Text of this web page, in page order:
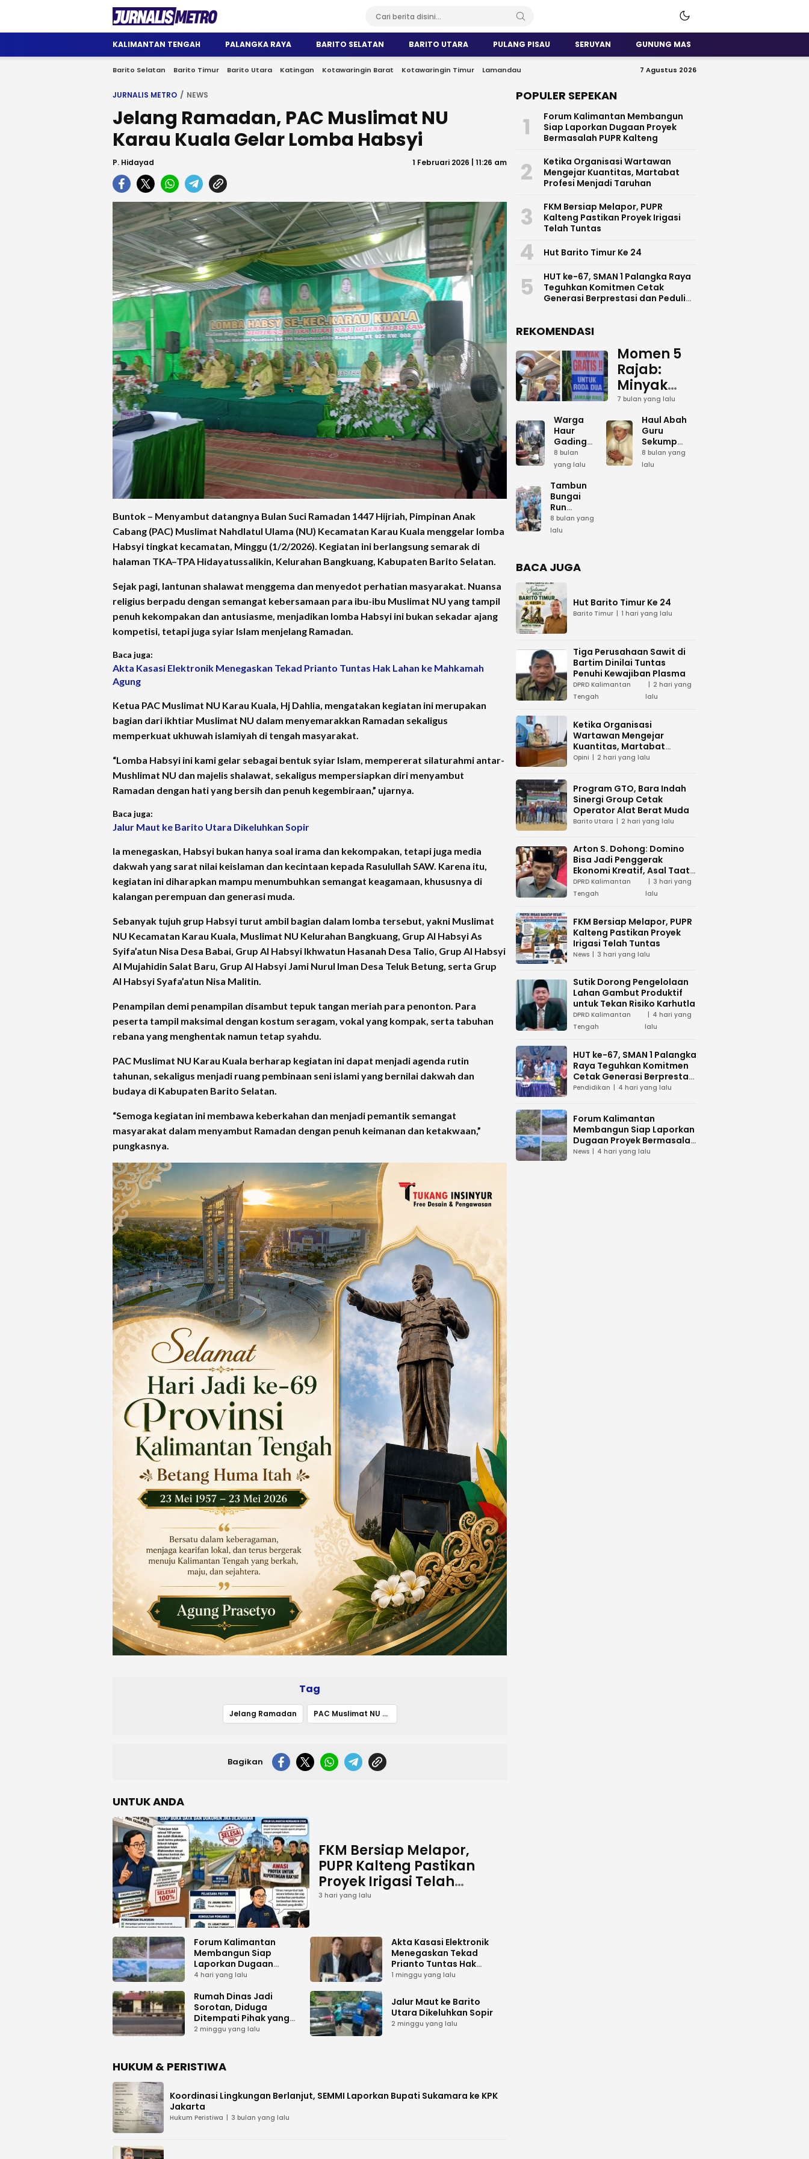
Jurnalis Metro
Satu Wadah Informasi
KALIMANTAN TENGAH PALANGKA RAYA BARITO SELATAN BARITO UTARA PULANG PISAU SERUYAN GUNUNG MAS
Barito Selatan Barito Timur Barito Utara Katingan Kotawaringin Barat Kotawaringin Timur Lamandau 7 Agustus 2026
JURNALIS METRO NEWS
Jelang Ramadan, PAC Muslimat NU
Karau Kuala Gelar Lomba Habsyi
P. Hidayad 1 Februari 2026 | 11:26 am
Buntok – Menyambut datangnya Bulan Suci Ramadan 1447 Hijriah, Pimpinan Anak
Cabang (PAC) Muslimat Nahdlatul Ulama (NU) Kecamatan Karau Kuala menggelar lomba
Habsyi tingkat kecamatan, Minggu (1/2/2026). Kegiatan ini berlangsung semarak di
halaman TKA–TPA Hidayatussalikin, Kelurahan Bangkuang, Kabupaten Barito Selatan.
Sejak pagi, lantunan shalawat menggema dan menyedot perhatian masyarakat. Nuansa
religius berpadu dengan semangat kebersamaan para ibu-ibu Muslimat NU yang tampil
penuh kekompakan dan antusiasme, menjadikan lomba Habsyi ini bukan sekadar ajang
kompetisi, tetapi juga syiar Islam menjelang Ramadan.
Baca juga:
Akta Kasasi Elektronik Menegaskan Tekad Prianto Tuntas Hak Lahan ke Mahkamah
Agung
Ketua PAC Muslimat NU Karau Kuala, Hj Dahlia, mengatakan kegiatan ini merupakan
bagian dari ikhtiar Muslimat NU dalam menyemarakkan Ramadan sekaligus
memperkuat ukhuwah islamiyah di tengah masyarakat.
“Lomba Habsyi ini kami gelar sebagai bentuk syiar Islam, mempererat silaturahmi antar-
Mushlimat NU dan majelis shalawat, sekaligus mempersiapkan diri menyambut
Ramadan dengan hati yang bersih dan penuh kegembiraan,” ujarnya.
Baca juga:
Jalur Maut ke Barito Utara Dikeluhkan Sopir
Ia menegaskan, Habsyi bukan hanya soal irama dan kekompakan, tetapi juga media
dakwah yang sarat nilai keislaman dan kecintaan kepada Rasulullah SAW. Karena itu,
kegiatan ini diharapkan mampu menumbuhkan semangat keagamaan, khususnya di
kalangan perempuan dan generasi muda.
Sebanyak tujuh grup Habsyi turut ambil bagian dalam lomba tersebut, yakni Muslimat
NU Kecamatan Karau Kuala, Muslimat NU Kelurahan Bangkuang, Grup Al Habsyi As
Syifa’atun Nisa Desa Babai, Grup Al Habsyi Ikhwatun Hasanah Desa Talio, Grup Al Habsyi
Al Mujahidin Salat Baru, Grup Al Habsyi Jami Nurul Iman Desa Teluk Betung, serta Grup
Al Habsyi Syafa’atun Nisa Malitin.
Penampilan demi penampilan disambut tepuk tangan meriah para penonton. Para
peserta tampil maksimal dengan kostum seragam, vokal yang kompak, serta tabuhan
rebana yang menghentak namun tetap syahdu.
PAC Muslimat NU Karau Kuala berharap kegiatan ini dapat menjadi agenda rutin
tahunan, sekaligus menjadi ruang pembinaan seni islami yang bernilai dakwah dan
budaya di Kabupaten Barito Selatan.
“Semoga kegiatan ini membawa keberkahan dan menjadi pemantik semangat
masyarakat dalam menyambut Ramadan dengan penuh keimanan dan ketakwaan,”
pungkasnya.
Tag
Jelang Ramadan PAC Muslimat NU Karau Kuala Gelar Lomba Habsyi
Bagikan
UNTUK ANDA
FKM Bersiap Melapor,
PUPR Kalteng Pastikan
Proyek Irigasi Telah
Tuntas
3 hari yang lalu
Forum Kalimantan
Membangun Siap
Laporkan Dugaan
Proyek Bermasalah
4 hari yang lalu
Akta Kasasi Elektronik
Menegaskan Tekad
Prianto Tuntas Hak
Lahan ke Mahkamah
1 minggu yang lalu
Rumah Dinas Jadi
Sorotan, Diduga
Ditempati Pihak yang
Tak Berhak
2 minggu yang lalu
Jalur Maut ke Barito
Utara Dikeluhkan Sopir
2 minggu yang lalu
HUKUM & PERISTIWA
Koordinasi Lingkungan Berlanjut, SEMMI Laporkan Bupati Sukamara ke KPK
Jakarta
Hukum Peristiwa 3 bulan yang lalu
POPULER SEPEKAN
1
Forum Kalimantan Membangun
Siap Laporkan Dugaan Proyek
Bermasalah PUPR Kalteng
2
Ketika Organisasi Wartawan
Mengejar Kuantitas, Martabat
Profesi Menjadi Taruhan
3
FKM Bersiap Melapor, PUPR
Kalteng Pastikan Proyek Irigasi
Telah Tuntas
4 Hut Barito Timur Ke 24
5
HUT ke-67, SMAN 1 Palangka Raya
Teguhkan Komitmen Cetak
Generasi Berprestasi dan Peduli
REKOMENDASI
Momen 5
Rajab:
Minyak
Gratis
dan Cinta
yang
Terus
Mengalir
7 bulan yang lalu
Warga
Haur
Gading
Siapkan
Bumbu
Umum
Sambut 5
Rajab di
Sekumpul
8 bulan
yang lalu
Haul Abah
Guru
Sekumpul:
Ketika
Lautan
8 bulan yang
lalu
Tambun
Bungai
Run
Meriahkan
Hari Bela
Juang TNI
AD di
Palangka
Raya
8 bulan yang
lalu
BACA JUGA
Hut Barito Timur Ke 24
Barito Timur 1 hari yang lalu
Tiga Perusahaan Sawit di
Bartim Dinilai Tuntas
Penuhi Kewajiban Plasma
DPRD Kalimantan
Tengah
2 hari yang
lalu
Ketika Organisasi
Wartawan Mengejar
Kuantitas, Martabat
Profesi Menjadi Taruhan
Opini 2 hari yang lalu
Program GTO, Bara Indah
Sinergi Group Cetak
Operator Alat Berat Muda
Barito Utara 2 hari yang lalu
Arton S. Dohong: Domino
Bisa Jadi Penggerak
Ekonomi Kreatif, Asal Taat
Aturan
DPRD Kalimantan
Tengah
3 hari yang
lalu
FKM Bersiap Melapor, PUPR
Kalteng Pastikan Proyek
Irigasi Telah Tuntas
News 3 hari yang lalu
Sutik Dorong Pengelolaan
Lahan Gambut Produktif
untuk Tekan Risiko Karhutla
DPRD Kalimantan
Tengah
4 hari yang
lalu
HUT ke-67, SMAN 1 Palangka
Raya Teguhkan Komitmen
Cetak Generasi Berprestasi
dan Peduli Lingkunga
Pendidikan 4 hari yang lalu
Forum Kalimantan
Membangun Siap Laporkan
Dugaan Proyek Bermasalah
PUPR Kalteng
News 4 hari yang lalu